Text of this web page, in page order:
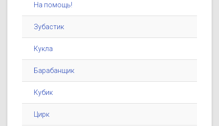
На помощь!
Зубастик
Кукла
Барабанщик
Кубик
Цирк